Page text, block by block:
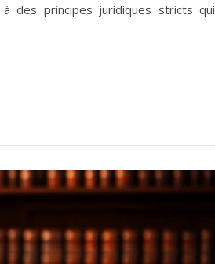
des principes juridiques stricts qui